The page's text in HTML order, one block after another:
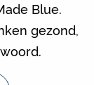
Blue.
gezond,